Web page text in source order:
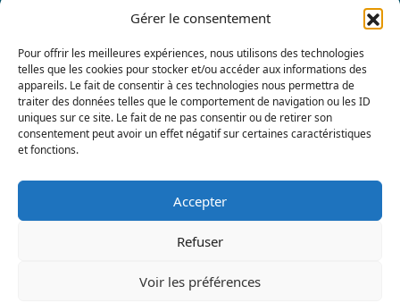
Gérer le consentement
Pour offrir les meilleures expériences, nous utilisons des technologies
telles que les cookies pour stocker et/ou accéder aux informations des
appareils. Le fait de consentir à ces technologies nous permettra de
traiter des données telles que le comportement de navigation ou les ID
uniques sur ce site. Le fait de ne pas consentir ou de retirer son
consentement peut avoir un effet négatif sur certaines caractéristiques
et fonctions.
Accepter
Refuser
Voir les préférences
Contáctenos